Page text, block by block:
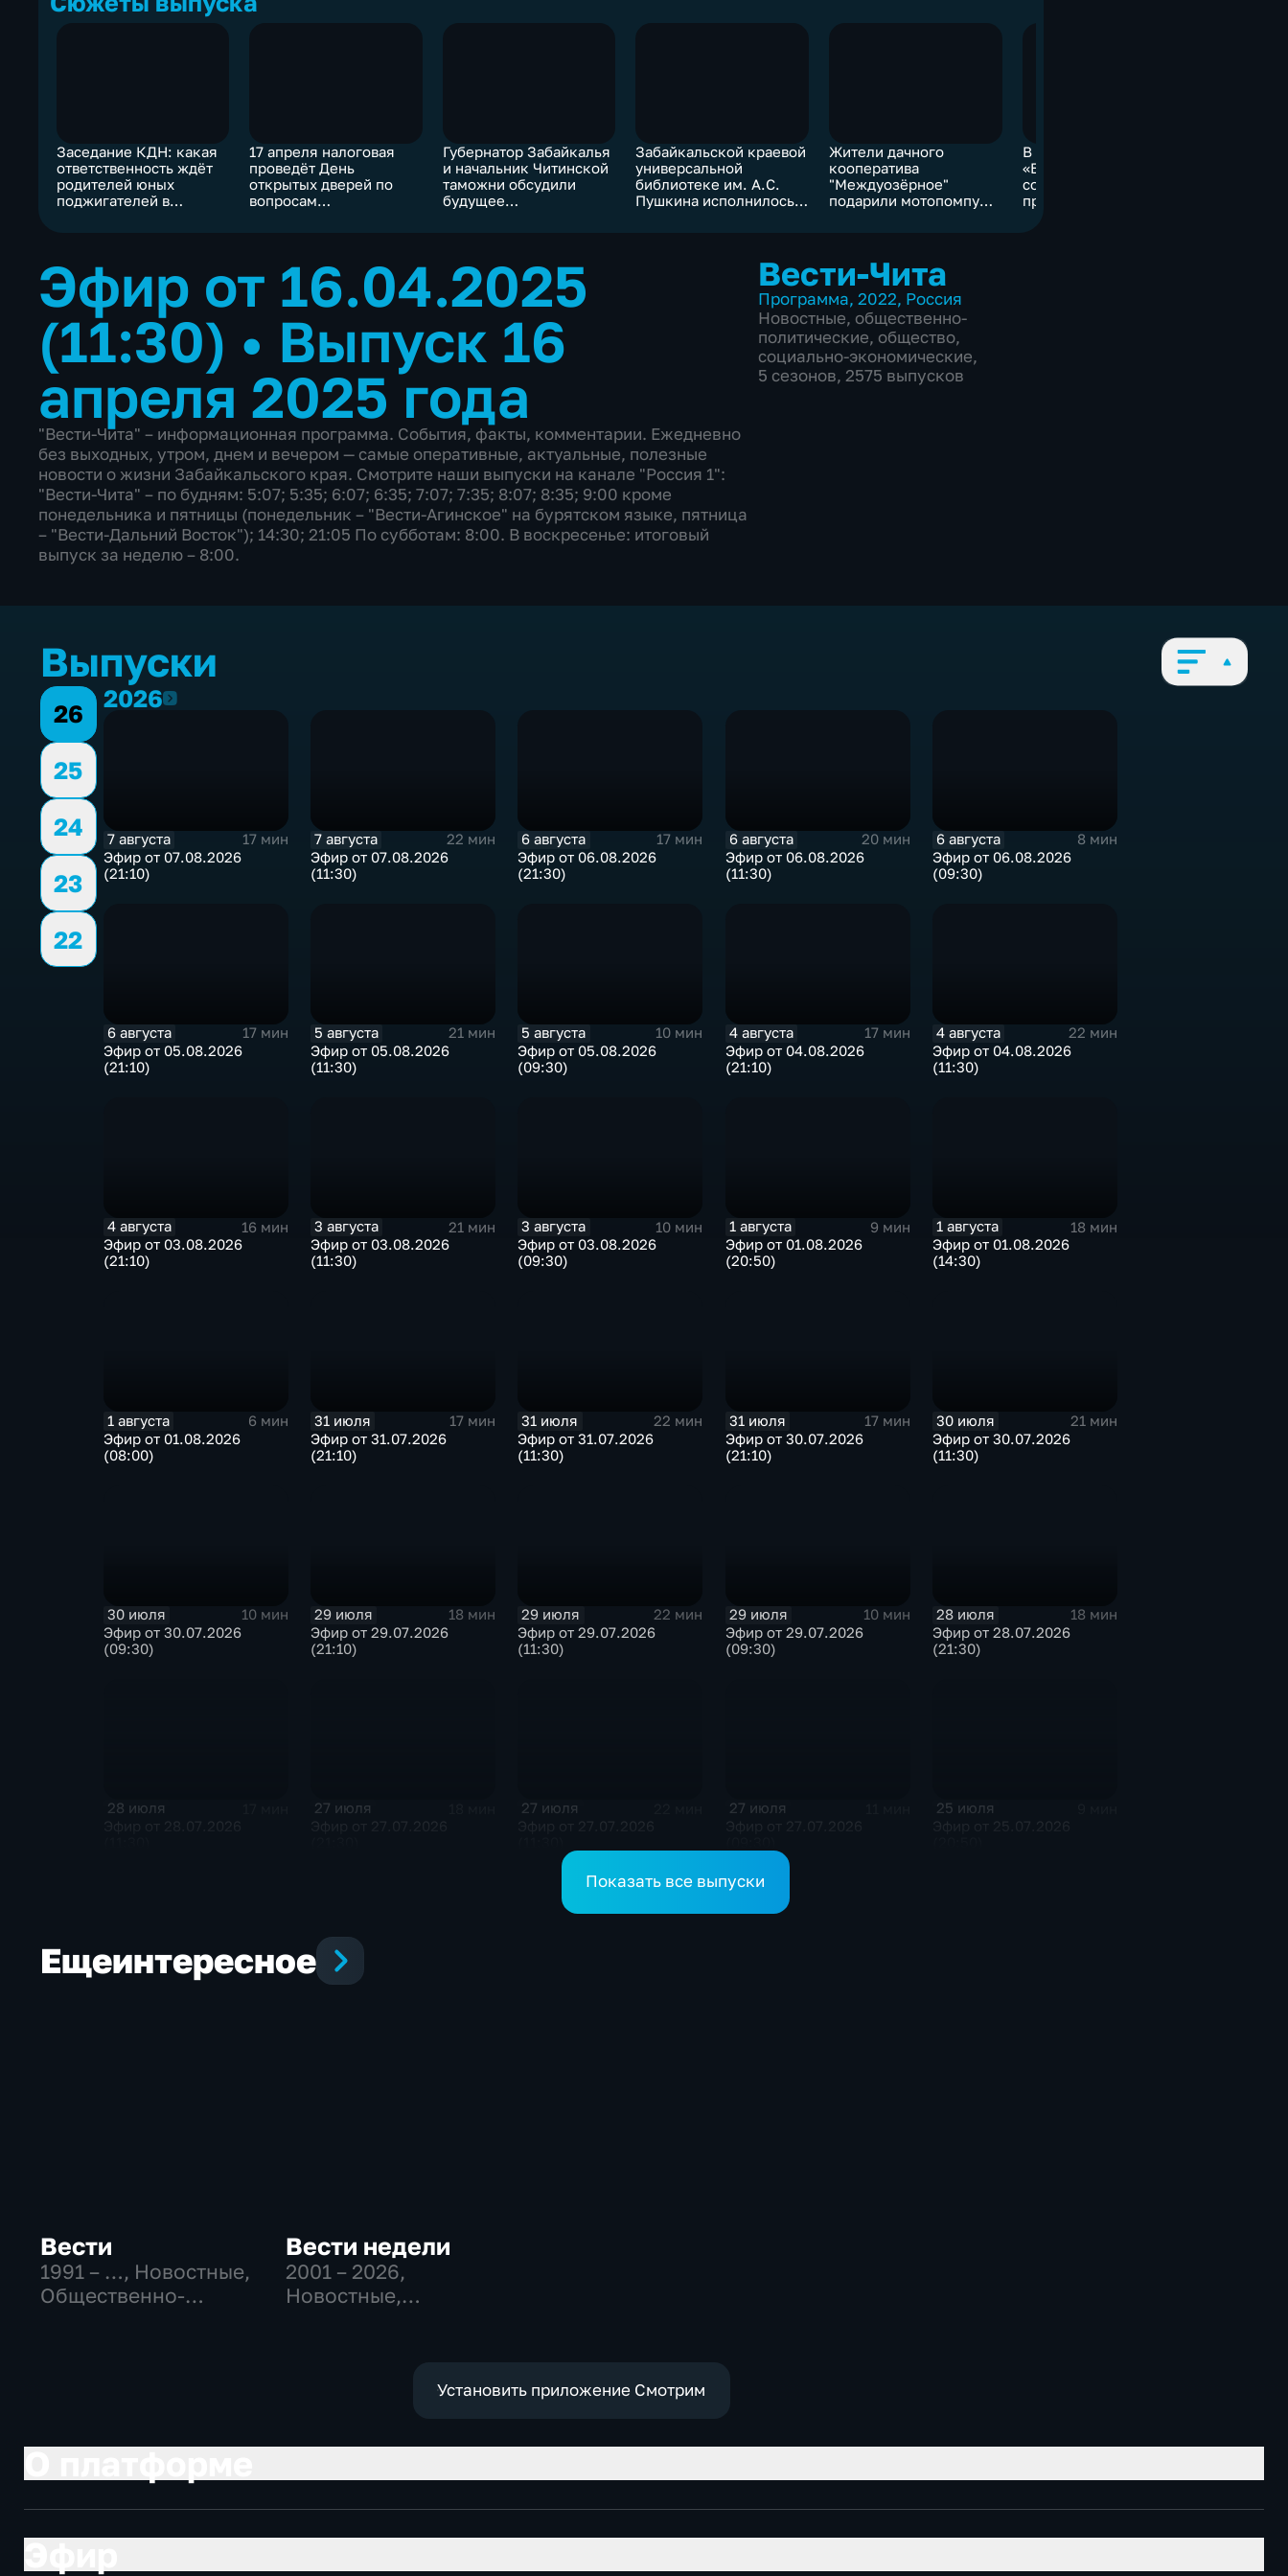
Заседание КДН: какая
ответственность ждёт
родителей юных
поджигателей в
17 апреля налоговая
проведёт День
открытых дверей по
вопросам
Губернатор Забайкалья
и начальник Читинской
таможни обсудили
будущее
Забайкальской краевой
универсальной
библиотеке им. А.С.
Пушкина исполнилось
Жители дачного
кооператива
"Междуозёрное"
подарили мотопомпу
В Чите проходит форум
«Библиотечное
содружество
приграничья»
Эфир от 16.04.2025
(11:30) • Выпуск 16
апреля 2025 года
"Вести-Чита" – информационная программа. События, факты, комментарии. Ежедневно
без выходных, утром, днем и вечером — самые оперативные, актуальные, полезные
новости о жизни Забайкальского края. Смотрите наши выпуски на канале "Россия 1":
"Вести-Чита" – по будням: 5:07; 5:35; 6:07; 6:35; 7:07; 7:35; 8:07; 8:35; 9:00 кроме
понедельника и пятницы (понедельник – "Вести-Агинское" на бурятском языке, пятница
– "Вести-Дальний Восток"); 14:30; 21:05 По субботам: 8:00. В воскресенье: итоговый
выпуск за неделю – 8:00.
Вести-Чита
Программа, 2022, Россия
Новостные, общественно-
политические, общество,
социально-экономические,
5 сезонов, 2575 выпусков
Выпуски
26
25
24
23
22
20262026
7 августа
17 мин
Эфир от 07.08.2026
(21:10)
7 августа
22 мин
Эфир от 07.08.2026
(11:30)
6 августа
17 мин
Эфир от 06.08.2026
(21:30)
6 августа
20 мин
Эфир от 06.08.2026
(11:30)
6 августа
8 мин
Эфир от 06.08.2026
(09:30)
6 августа
17 мин
Эфир от 05.08.2026
(21:10)
5 августа
21 мин
Эфир от 05.08.2026
(11:30)
5 августа
10 мин
Эфир от 05.08.2026
(09:30)
4 августа
17 мин
Эфир от 04.08.2026
(21:10)
4 августа
22 мин
Эфир от 04.08.2026
(11:30)
4 августа
16 мин
Эфир от 03.08.2026
(21:10)
3 августа
21 мин
Эфир от 03.08.2026
(11:30)
3 августа
10 мин
Эфир от 03.08.2026
(09:30)
1 августа
9 мин
Эфир от 01.08.2026
(20:50)
1 августа
18 мин
Эфир от 01.08.2026
(14:30)
1 августа
6 мин
Эфир от 01.08.2026
(08:00)
31 июля
17 мин
Эфир от 31.07.2026
(21:10)
31 июля
22 мин
Эфир от 31.07.2026
(11:30)
31 июля
17 мин
Эфир от 30.07.2026
(21:10)
30 июля
21 мин
Эфир от 30.07.2026
(11:30)
30 июля
10 мин
Эфир от 30.07.2026
(09:30)
29 июля
18 мин
Эфир от 29.07.2026
(21:10)
29 июля
22 мин
Эфир от 29.07.2026
(11:30)
29 июля
10 мин
Эфир от 29.07.2026
(09:30)
28 июля
18 мин
Эфир от 28.07.2026
(21:30)
28 июля 27 июля 27 июля 27 июля 25 июля
Показать все выпуски
Ещеинтересное
Вести
1991 – …, Новостные,
Общественно-
Вести недели
2001 – 2026,
Новостные,
Установить приложение Смотрим